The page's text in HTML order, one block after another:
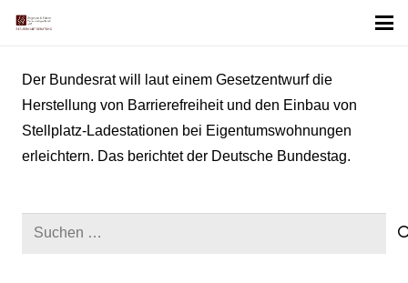
Der Bundesrat will laut einem Gesetzentwurf die
Herstellung von Barrierefreiheit und den Einbau von
Stellplatz-Ladestationen bei Eigentumswohnungen
erleichtern. Das berichtet der Deutsche Bundestag.
Suchen